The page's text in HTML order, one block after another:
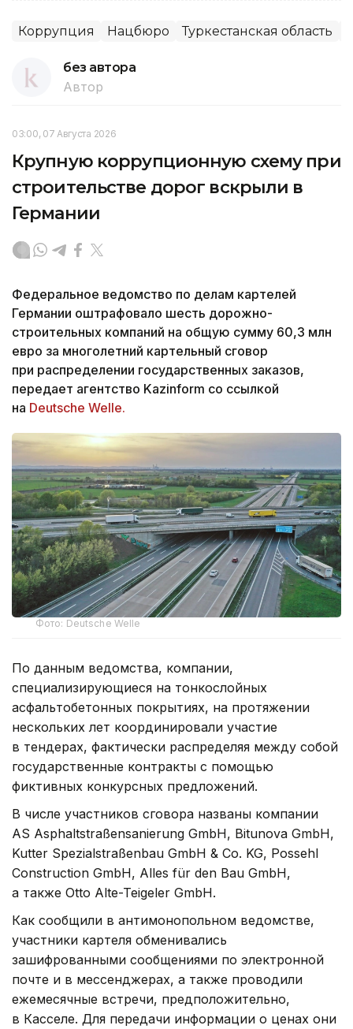
Коррупция Нацбюро Туркестанская область
без автора
Автор
03:00, 07 Августа 2026
Крупную коррупционную схему при
строительстве дорог вскрыли в
Германии
Федеральное ведомство по делам картелей
Германии оштрафовало шесть дорожно-
строительных компаний на общую сумму 60,3 млн
евро за многолетний картельный сговор
при распределении государственных заказов,
передает агентство Kazinform со ссылкой
на Deutsche Welle.
Фото: Deutsche Welle
По данным ведомства, компании,
специализирующиеся на тонкослойных
асфальтобетонных покрытиях, на протяжении
нескольких лет координировали участие
в тендерах, фактически распределяя между собой
государственные контракты с помощью
фиктивных конкурсных предложений.
В числе участников сговора названы компании
AS Asphaltstraßensanierung GmbH, Bitunova GmbH,
Kutter Spezialstraßenbau GmbH & Co. KG, Possehl
Construction GmbH, Alles für den Bau GmbH,
а также Otto Alte-Teigeler GmbH.
Как сообщили в антимонопольном ведомстве,
участники картеля обменивались
зашифрованными сообщениями по электронной
почте и в мессенджерах, а также проводили
ежемесячные встречи, предположительно,
в Касселе. Для передачи информации о ценах они